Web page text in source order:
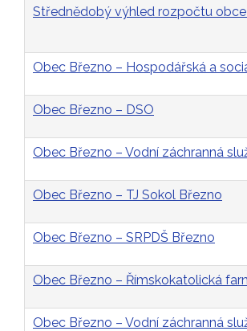
Střednědobý výhled rozpočtu
Obec Březno – Hospodářská a
Obec Březno – DSO
Obec Březno – Vodní záchranná
Obec Březno – TJ Sokol Březno
Obec Březno – SRPDŠ Březno
Obec Březno – Římskokatolická
Obec Březno – Vodní záchranná